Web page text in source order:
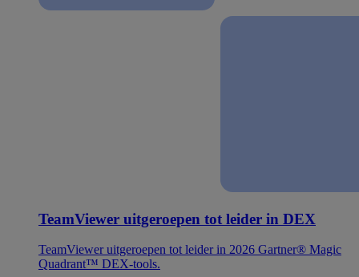
TeamViewer uitgeroepen tot leider in DEX
TeamViewer uitgeroepen tot leider in 2026 Gartner® Magic
Quadrant™ DEX-tools.